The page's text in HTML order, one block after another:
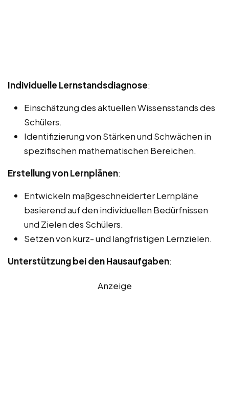
Individuelle Lernstandsdiagnose:
Einschätzung des aktuellen Wissensstands des
Schülers.
Identifizierung von Stärken und Schwächen in
spezifischen mathematischen Bereichen.
Erstellung von Lernplänen:
Entwickeln maßgeschneiderter Lernpläne
basierend auf den individuellen Bedürfnissen
und Zielen des Schülers.
Setzen von kurz- und langfristigen Lernzielen.
Unterstützung bei den Hausaufgaben:
Anzeige